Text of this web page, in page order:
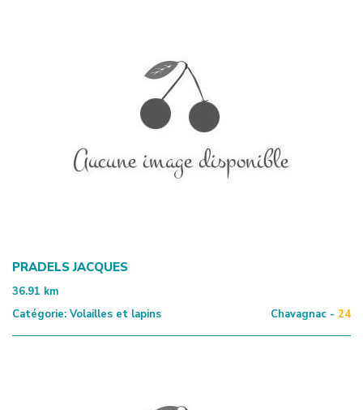
PRADELS JACQUES
36.91 km
Catégorie: Volailles et lapins Chavagnac - 24